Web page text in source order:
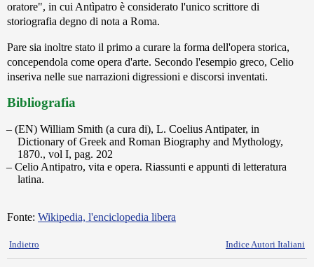
oratore", in cui Antìpatro è considerato l'unico scrittore di
storiografia degno di nota a Roma.
Pare sia inoltre stato il primo a curare la forma dell'opera storica,
concependola come opera d'arte. Secondo l'esempio greco, Celio
inseriva nelle sue narrazioni digressioni e discorsi inventati.
Bibliografia
(EN) William Smith (a cura di), L. Coelius Antipater, in
Dictionary of Greek and Roman Biography and Mythology,
1870., vol I, pag. 202
Celio Antipatro, vita e opera. Riassunti e appunti di letteratura
latina.
Fonte: Wikipedia, l'enciclopedia libera
Indietro Indice Autori Italiani